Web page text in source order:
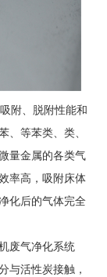
附、脱附性能和
、等苯类、类、
量金属的各类气
率高，吸附床体
化后的气体完全
废气净化系统
与活性炭接触，